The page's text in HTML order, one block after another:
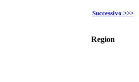
Successivo >>>
Region